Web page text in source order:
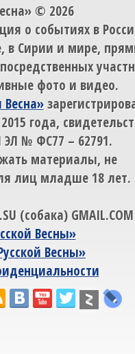
© 2026
о событиях в
в Сирии и мире,
фото и видео.
Весна»
года,
№ ФС77 – 62791.
материалы, не
лиц младше 18 лет.
(собака) GMAIL.COM
Весны»
Весны»